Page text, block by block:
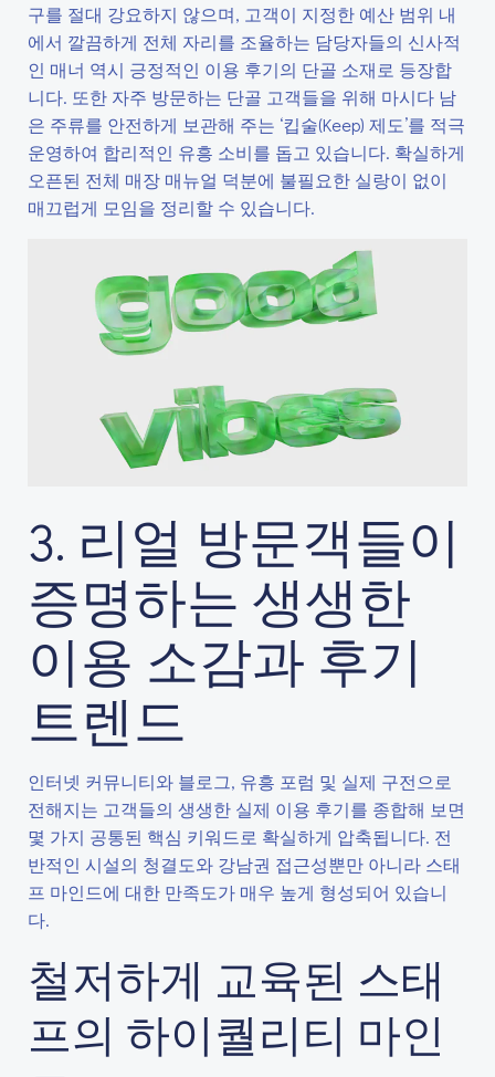
구를 절대 강요하지 않으며, 고객이 지정한 예산 범위 내
에서 깔끔하게 전체 자리를 조율하는 담당자들의 신사적
인 매너 역시 긍정적인 이용 후기의 단골 소재로 등장합
니다. 또한 자주 방문하는 단골 고객들을 위해 마시다 남
은 주류를 안전하게 보관해 주는 ‘킵술(Keep) 제도’를 적극
운영하여 합리적인 유흥 소비를 돕고 있습니다. 확실하게
오픈된 전체 매장 매뉴얼 덕분에 불필요한 실랑이 없이
매끄럽게 모임을 정리할 수 있습니다.
3. 리얼 방문객들이
증명하는 생생한
이용 소감과 후기
트렌드
인터넷 커뮤니티와 블로그, 유흥 포럼 및 실제 구전으로
전해지는 고객들의 생생한 실제 이용 후기를 종합해 보면
몇 가지 공통된 핵심 키워드로 확실하게 압축됩니다. 전
반적인 시설의 청결도와 강남권 접근성뿐만 아니라 스태
프 마인드에 대한 만족도가 매우 높게 형성되어 있습니
다.
철저하게 교육된 스태
프의 하이퀄리티 마인